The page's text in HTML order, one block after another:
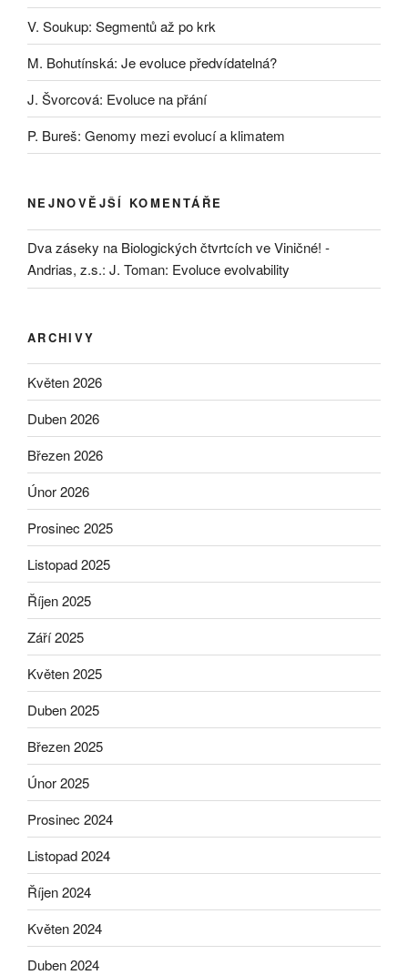
V. Soukup: Segmentů až po krk
M. Bohutínská: Je evoluce předvídatelná?
J. Švorcová: Evoluce na přání
P. Bureš: Genomy mezi evolucí a klimatem
NEJNOVĚJŠÍ KOMENTÁŘE
Dva záseky na Biologických čtvrtcích ve Viničné! -
Andrias, z.s.: J. Toman: Evoluce evolvability
ARCHIVY
Květen 2026
Duben 2026
Březen 2026
Únor 2026
Prosinec 2025
Listopad 2025
Říjen 2025
Září 2025
Květen 2025
Duben 2025
Březen 2025
Únor 2025
Prosinec 2024
Listopad 2024
Říjen 2024
Květen 2024
Duben 2024